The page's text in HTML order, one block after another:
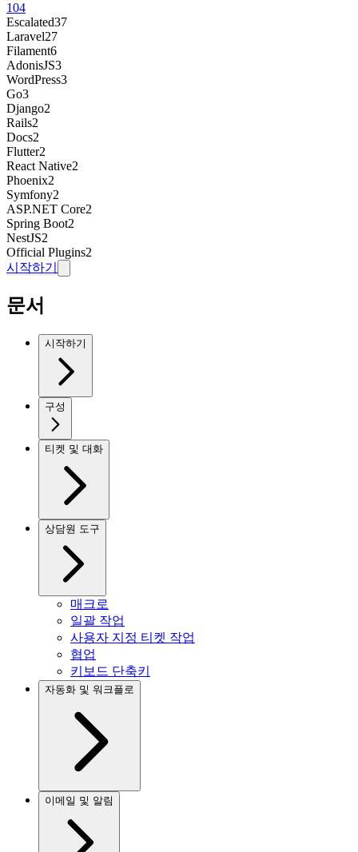
104
Escalated37
Laravel27
Filament6
AdonisJS3
WordPress3
Go3
Django2
Rails2
Docs2
Flutter2
React Native2
Phoenix2
Symfony2
ASP.NET Core2
Spring Boot2
NestJS2
Official Plugins2
시작하기
문서
시작하기
구성
티켓 및 대화
상담원 도구
매크로
일괄 작업
사용자 지정 티켓 작업
협업
키보드 단축키
자동화 및 워크플로
이메일 및 알림